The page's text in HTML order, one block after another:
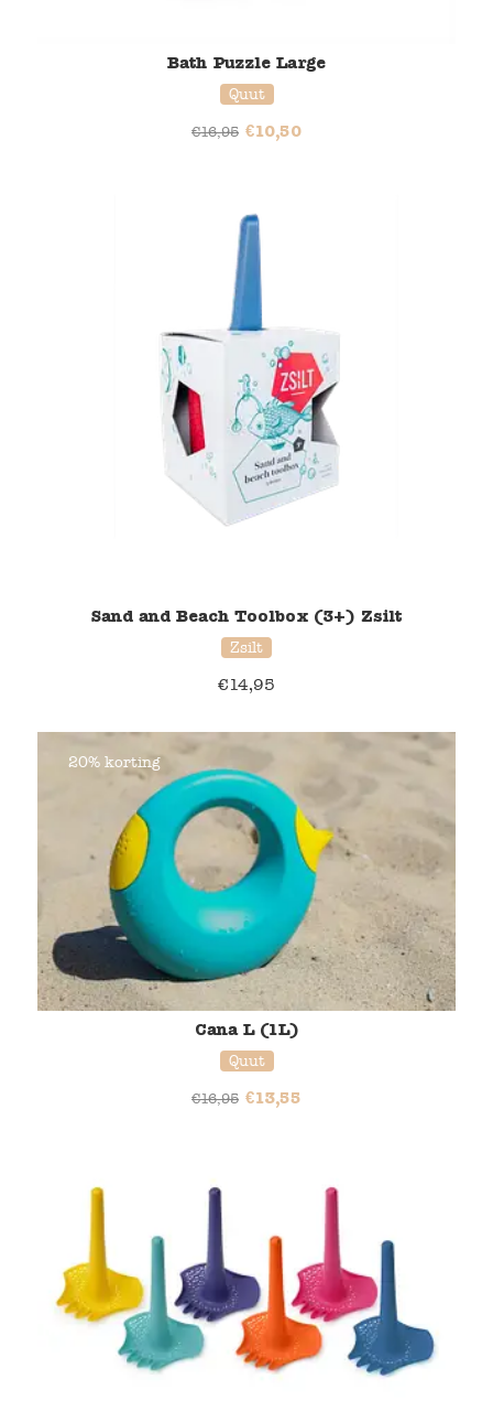
Bath Puzzle Large
Quut
€16,95 €10,50
Sand and Beach Toolbox (3+) Zsilt
Zsilt
€14,95
20% korting
Cana L (1L)
Quut
€16,95 €13,55